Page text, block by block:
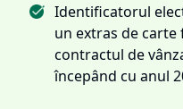
Identificatorul
un extras de
contractul de
începând cu anul